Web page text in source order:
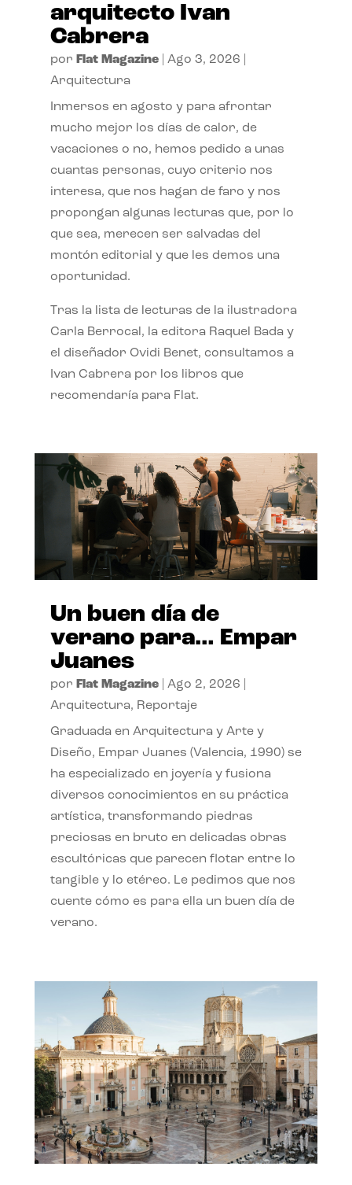
arquitecto Ivan
Cabrera
por Flat Magazine| Ago 3, 2026
Arquitectura
Inmersos en agosto y para afrontar
mucho mejor los días de calor, de
vacaciones o no, hemos pedido a unas
cuantas personas, cuyo criterio nos
interesa, que nos hagan de faro y nos
propongan algunas lecturas que, por lo
que sea, merecen ser salvadas del
montón editorial y que les demos una
oportunidad.
Tras la lista de lecturas de la ilustradora
Carla Berrocal, la editora Raquel Bada y
el diseñador Ovidi Benet, consultamos a
Ivan Cabrera por los libros que
recomendaría para Flat.
Un buen día de
verano para… Empar
Juanes
por Flat Magazine| Ago 2, 2026
Arquitectura, Reportaje
Graduada en Arquitectura y Arte y
Diseño, Empar Juanes (Valencia, 1990) se
ha especializado en joyería y fusiona
diversos conocimientos en su práctica
artística, transformando piedras
preciosas en bruto en delicadas obras
escultóricas que parecen flotar entre lo
tangible y lo etéreo. Le pedimos que nos
cuente cómo es para ella un buen día de
verano.